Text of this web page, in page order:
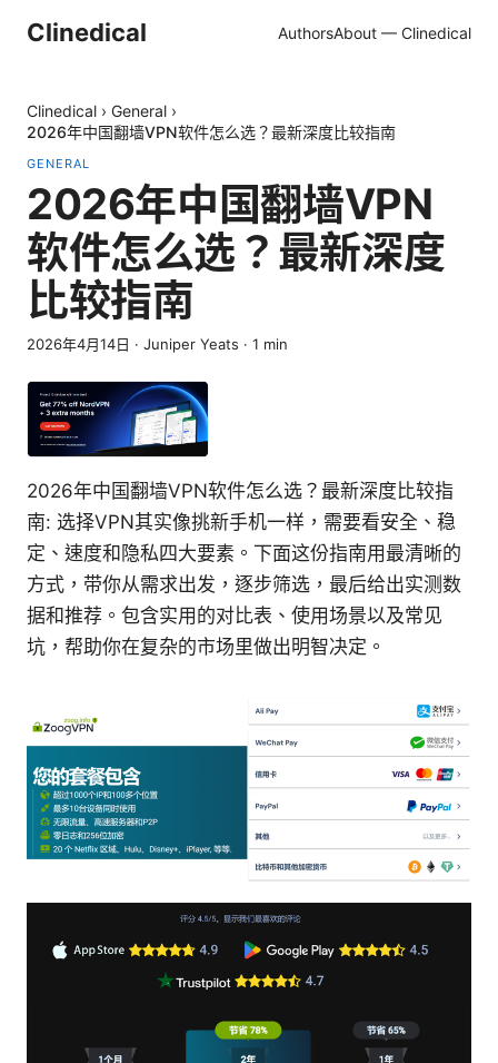
Clinedical AuthorsAbout — Clinedical
Clinedical › General ›
2026年中国翻墙VPN软件怎么选？最新深度比较指南
GENERAL
2026年中国翻墙VPN
软件怎么选？最新深度
比较指南
2026年4月14日 · Juniper Yeats · 1 min
2026年中国翻墙VPN软件怎么选？最新深度比较指
南: 选择VPN其实像挑新手机一样，需要看安全、稳
定、速度和隐私四大要素。下面这份指南用最清晰的
方式，带你从需求出发，逐步筛选，最后给出实测数
据和推荐。包含实用的对比表、使用场景以及常见
坑，帮助你在复杂的市场里做出明智决定。